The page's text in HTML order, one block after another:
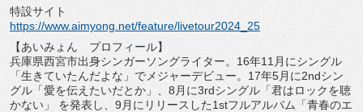
特設サイト
https://www.aimyong.net/feature/livetour2024_25
【あいみょん プロフィール】
兵庫県西宮市出身シンガーソングライター。 16年11月にシングル
「生きていたんだよな」 でメジャーデビュー。17年5月に2ndシン
グル「愛を伝えたいだとか」、8月に3rdシングル「君はロックを聴
かない」 を発表し、9月にリリースした1stフルアルバム「青春のエ